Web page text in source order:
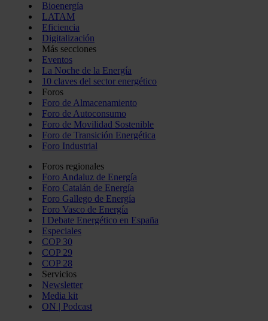
Bioenergía
LATAM
Eficiencia
Digitalización
Más secciones
Eventos
La Noche de la Energía
10 claves del sector energético
Foros
Foro de Almacenamiento
Foro de Autoconsumo
Foro de Movilidad Sostenible
Foro de Transición Energética
Foro Industrial
Foros regionales
Foro Andaluz de Energía
Foro Catalán de Energía
Foro Gallego de Energía
Foro Vasco de Energía
I Debate Energético en España
Especiales
COP 30
COP 29
COP 28
Servicios
Newsletter
Media kit
ON | Podcast